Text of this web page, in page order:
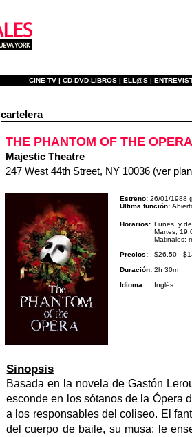
CINE-TV | CD-DVD-LIBROS | ELL@S |
cartelera
THE PHANTOM OF THE OPERA
Majestic Theatre
247 West 44th Street, NY 10036 (ver
Estreno: 26/01/1988
Última función:
Horarios: Lunes, y
Martes,
Matinales:
Precios:
$26.50 -
Duración: 2h 30m
Idioma:
Inglés
Sinopsis
Basada en la novela de Gastón
esconde en los sótanos de la Ópera
a los responsables del coliseo. El
del cuerpo de baile, su musa; le